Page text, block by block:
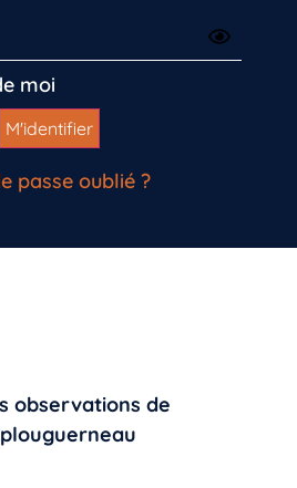
moi
passe oublié ?
observations de